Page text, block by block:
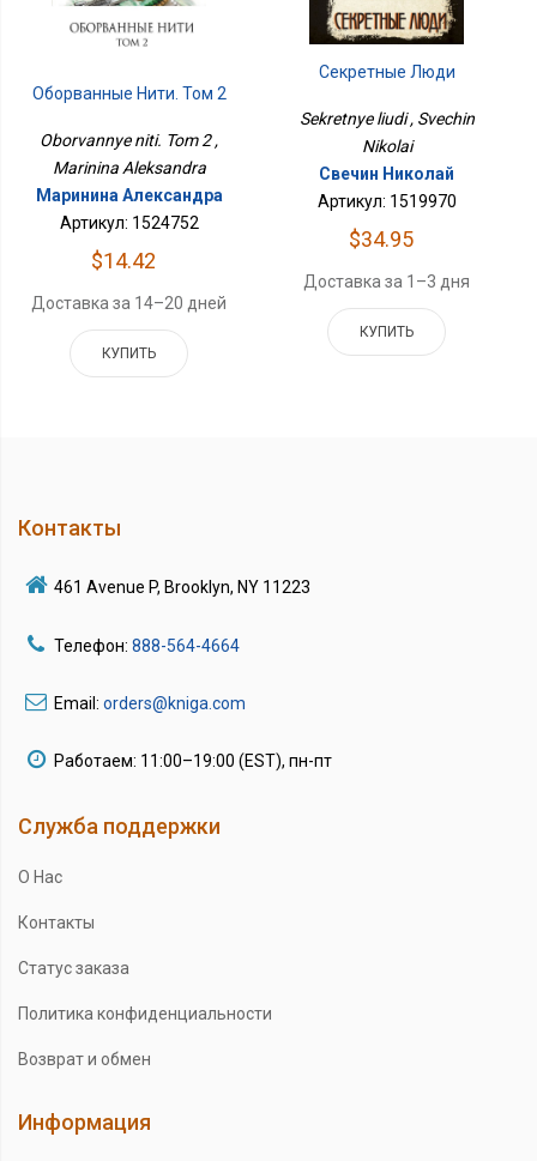
Оборванные Нити. Том 2
Oborvannye niti. Tom 2 ,
Marinina Aleksandra
Маринина Александра
Артикул: 1524752
$14.42
Доставка за 14–20 дней
КУПИТЬ
Секретные Люди
Sekretnye liudi , Svechin
Nikolai
Свечин Николай
Артикул: 1519970
$34.95
Доставка за 1–3 дня
КУПИТЬ
Контакты
461 Avenue P, Brooklyn, NY 11223
Телефон: 888-564-4664
Email: orders@kniga.com
Работаем: 11:00–19:00 (EST), пн-пт
Служба поддержки
О Нас
Контакты
Статус заказа
Политика конфиденциальности
Возврат и обмен
Информация